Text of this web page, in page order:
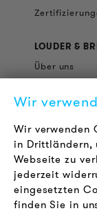
LOUDER &
Über uns
Karriere
Newsletter
AGB
Datenschutz
Wir
Wir verwenden
in Drittländern,
Webseite zu
jederzeit
eingesetzten
finden Sie in